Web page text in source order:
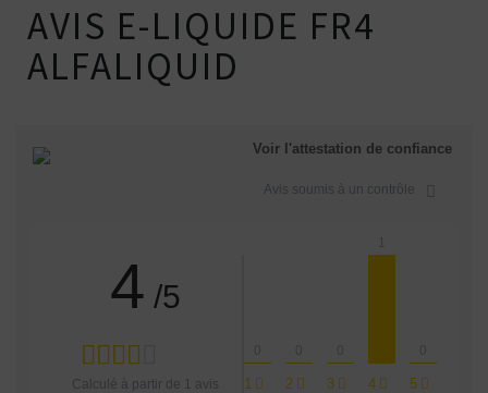
AVIS E-LIQUIDE FR4
ALFALIQUID
Voir l'attestation de confiance
Avis soumis à un contrôle
4 /5
Calculé à partir de 1 avis
1
0
2
0
3
0
4
1
5
0